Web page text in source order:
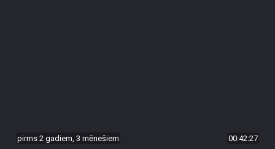
pirms 2 gadiem, 3 mēnešiem 00:42:27